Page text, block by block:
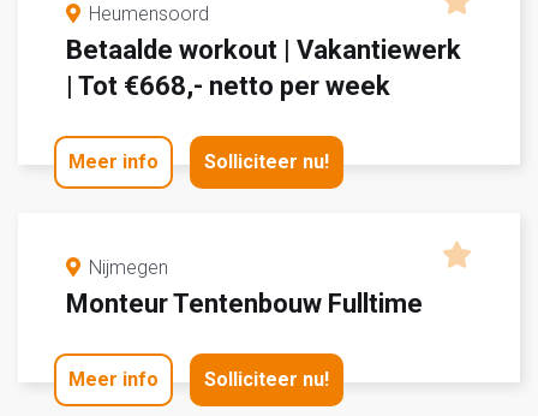
Heumensoord
Betaalde workout | Vakantiewerk
| Tot €668,- netto per week
Meer info Solliciteer nu!
Nijmegen
Monteur Tentenbouw Fulltime
Meer info Solliciteer nu!